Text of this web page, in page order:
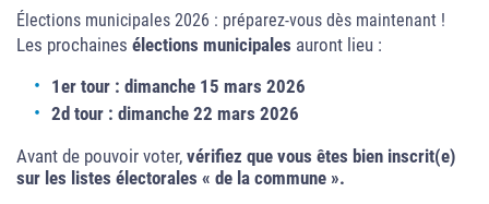
Élections municipales 2026 : préparez-vous dès maintenant !
Les prochaines élections municipales auront lieu :
1er tour : dimanche 15 mars 2026
2d tour : dimanche 22 mars 2026
Avant de pouvoir voter, vérifiez que vous êtes bien inscrit(e)
sur les listes électorales « de la commune ».